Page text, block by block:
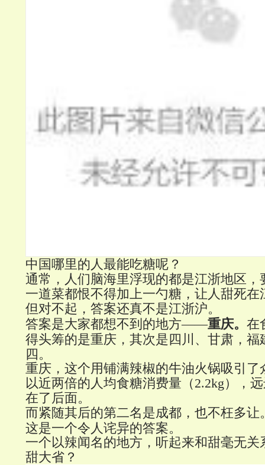
中国哪里的人最能吃糖呢？
通常，人们脑海里浮现的都是江浙地区，
一道菜都恨不得加上一勺糖，让人甜死在
但对不起，答案还真不是江浙沪。
答案是大家都想不到的地方——重庆。 在
得头筹的是重庆，其次是四川、甘肃，福
四。
重庆，这个用铺满辣椒的牛油火锅吸引了
以近两倍的人均食糖消费量（2.2kg），
在了后面。
而紧随其后的第二名是成都，也不枉多让
这是一个令人诧异的答案。
一个以辣闻名的地方，听起来和甜毫无关
甜大省？